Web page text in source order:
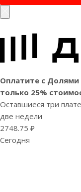
Оплатите с Долями
только 25%
Оставшиеся три
две недели
2748.75 ₽
Сегодня